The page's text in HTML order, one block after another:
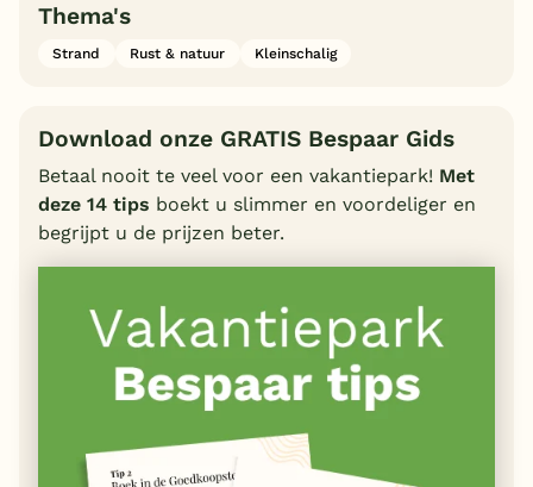
Thema's
Strand Rust & natuur Kleinschalig
Download onze GRATIS Bespaar Gids
Betaal nooit te veel voor een vakantiepark! Met
deze 14 tips boekt u slimmer en voordeliger en
begrijpt u de prijzen beter.